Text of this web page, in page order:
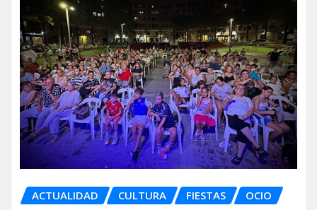
ACTUALIDAD CULTURA FIESTAS OCIO